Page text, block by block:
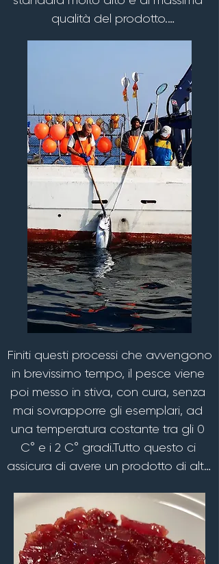
qualità del prodotto.
innanzitutto nel devitalizzare il pesce
in modo tale da bloccarne la
contrazione muscolare, impedendo
così l’entrata in circolo dell’acido
lattico nelle carni, che
successivamente  grazie alla
seconda tecnica vengono private
di tutto il sangue al loro interno.
La terza tecnica prevede
l’eviscerazione e lo sbranchiamento
del pesce senza danneggiarlo o
alterarlo in alcun modo.
Durante tutti questi passaggi i tonni
seguono un percorso ben preciso
sulla barca per evitare cadute o
colpi che potrebbero creare degli
ematomi.
Finiti questi processi che avvengono
in brevissimo tempo, il pesce viene
poi messo in stiva, con cura, senza
mai sovrapporre gli esemplari, ad
una temperatura costante tra gli 0
C° e i 2 C° gradi.Tutto questo ci
assicura di avere un prodotto di alta
ossidazione, grazie a questa
lavorazione, viene bloccato e le
carni in questo modo rimangono
per molti giorni inalterate,